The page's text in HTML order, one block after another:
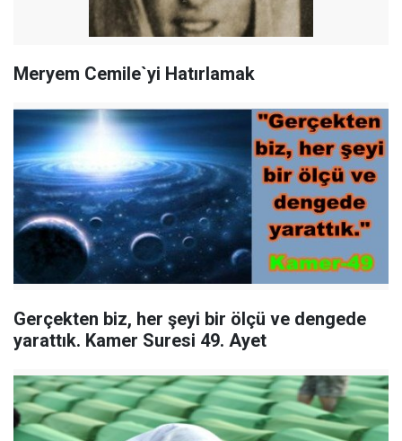
Meryem Cemile`yi Hatırlamak
Gerçekten biz, her şeyi bir ölçü ve dengede
yarattık. Kamer Suresi 49. Ayet